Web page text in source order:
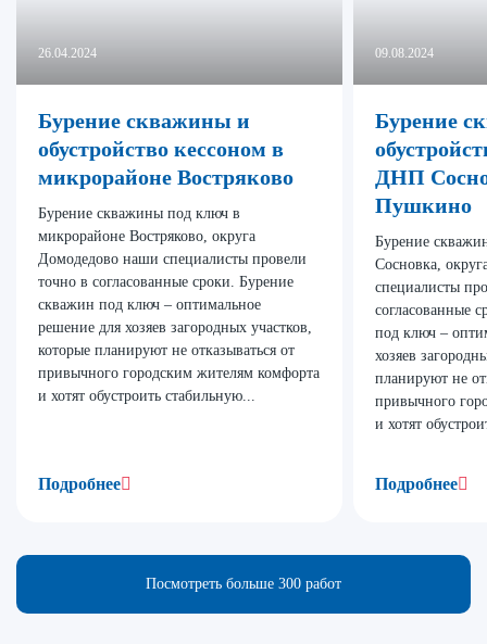
26.04.2024
Бурение скважины и
обустройство кессоном в
микрорайоне Востряково
Бурение скважины под ключ в
микрорайоне Востряково, округа
Домодедово наши специалисты провели
точно в согласованные сроки. Бурение
скважин под ключ – оптимальное
решение для хозяев загородных участков,
которые планируют не отказываться от
привычного городским жителям комфорта
и хотят обустроить стабильную...
Подробнее
09.08.2024
Бурение
ДНП
Пушкино
Бурение
Сосновка,
специалисты
согласованные
под ключ –
хозяев
планируют не
привычного
и хотят
Подробнее
Посмотреть больше 300 работ